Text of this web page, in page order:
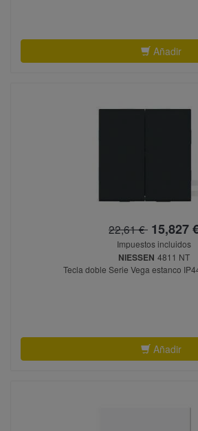
Añadir
22,61 € 15,827
Impuestos incluidos
NIESSEN 4811 NT
Tecla doble Serie Vega estanco
Añadir